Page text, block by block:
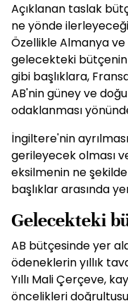
Açıklanan taslak
ne yönde
Özellikle Almanya
gelecekteki
gibi başlıklara,
AB'nin güney ve
odaklanması
İngiltere'nin
gerileyecek olması
eksilmenin ne
başlıklar arasında
Gelecekteki
AB bütçesinde yer
ödeneklerin yıllık
Yıllı Mali Çerçeve,
öncelikleri